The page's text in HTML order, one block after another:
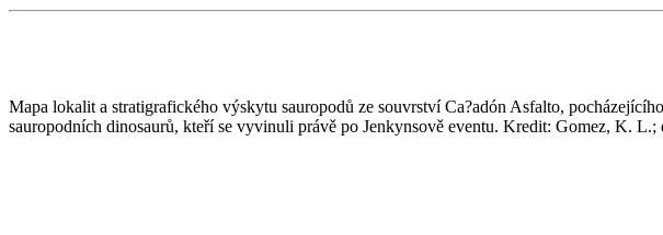
Mapa lokalit a stratigrafického výskytu sauropodů ze souvrství Ca?adón Asfalto,
sauropodních dinosaurů, kteří se vyvinuli právě po Jenkynsově eventu. Kredit: Gomez, K.